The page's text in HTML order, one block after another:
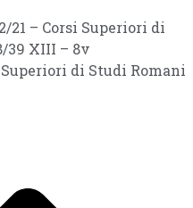
21 – Corsi Superiori di
39 XIII – 8v
Superiori di Studi Romani